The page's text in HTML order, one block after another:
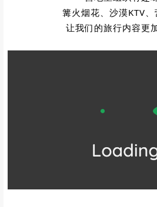
大家可以美美地打
营地里组织有趣
让我们的旅行内容更